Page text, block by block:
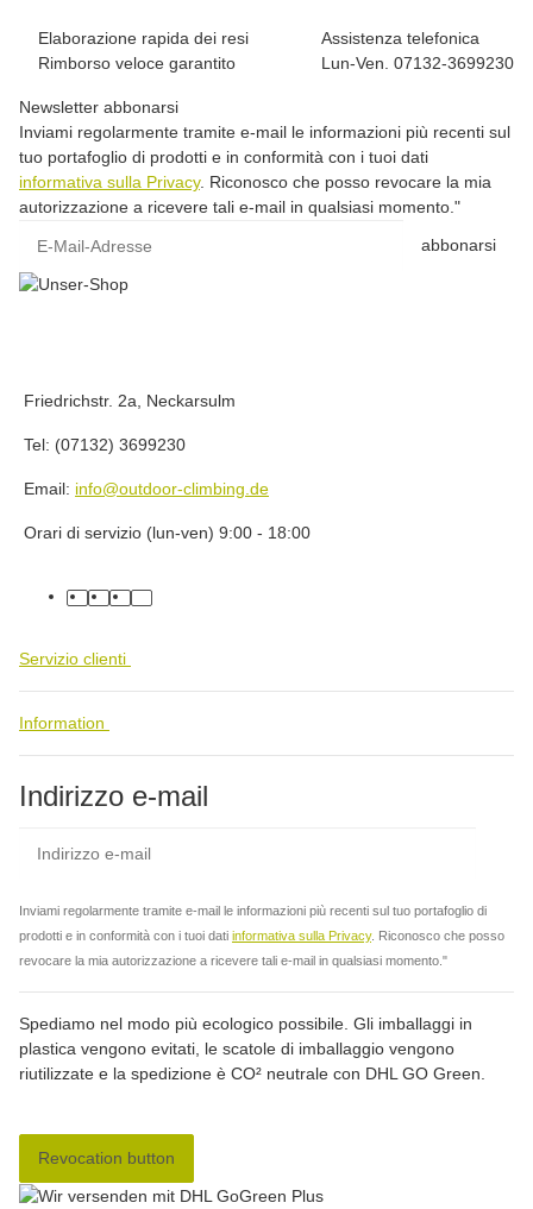
Elaborazione rapida dei resi
Rimborso veloce garantito
Assistenza telefonica
Lun-Ven. 07132-3699230
Newsletter abbonarsi
Inviami regolarmente tramite e-mail le informazioni più recenti sul
tuo portafoglio di prodotti e in conformità con i tuoi dati
informativa sulla Privacy. Riconosco che posso revocare la mia
autorizzazione a ricevere tali e-mail in qualsiasi momento."
abbonarsi
Friedrichstr. 2a, Neckarsulm
Tel: (07132) 3699230
Email: info@outdoor-climbing.de
Orari di servizio (lun-ven) 9:00 - 18:00
facebook
youtube
instagram
tiktok
Servizio clienti
Information
Indirizzo e-mail
Inviami regolarmente tramite e-mail le informazioni più recenti sul tuo portafoglio di
prodotti e in conformità con i tuoi dati informativa sulla Privacy. Riconosco che posso
revocare la mia autorizzazione a ricevere tali e-mail in qualsiasi momento."
Spediamo nel modo più ecologico possibile. Gli imballaggi in
plastica vengono evitati, le scatole di imballaggio vengono
riutilizzate e la spedizione è CO² neutrale con DHL GO Green.
Revocation button